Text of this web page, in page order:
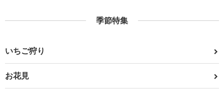
季節特集
いちご狩り
お花見